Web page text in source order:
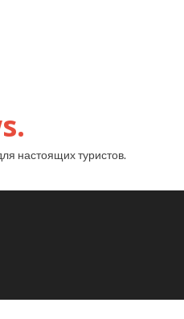
настоящих туристов.